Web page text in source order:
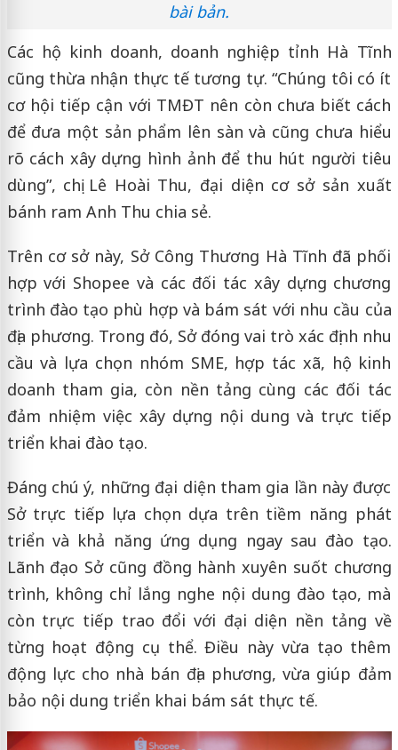
bài bản.
Các hộ kinh doanh, doanh nghiệp tỉnh Hà Tĩnh
cũng thừa nhận thực tế tương tự. “Chúng tôi có ít
cơ hội tiếp cận với TMĐT nên còn chưa biết cách
để đưa một sản phẩm lên sàn và cũng chưa hiểu
rõ cách xây dựng hình ảnh để thu hút người tiêu
dùng”, chị Lê Hoài Thu, đại diện cơ sở sản xuất
bánh ram Anh Thu chia sẻ.
Trên cơ sở này, Sở Công Thương Hà Tĩnh đã phối
hợp với Shopee và các đối tác xây dựng chương
trình đào tạo phù hợp và bám sát với nhu cầu của
địa phương. Trong đó, Sở đóng vai trò xác định nhu
cầu và lựa chọn nhóm SME, hợp tác xã, hộ kinh
doanh tham gia, còn nền tảng cùng các đối tác
đảm nhiệm việc xây dựng nội dung và trực tiếp
triển khai đào tạo.
Đáng chú ý, những đại diện tham gia lần này được
Sở trực tiếp lựa chọn dựa trên tiềm năng phát
triển và khả năng ứng dụng ngay sau đào tạo.
Lãnh đạo Sở cũng đồng hành xuyên suốt chương
trình, không chỉ lắng nghe nội dung đào tạo, mà
còn trực tiếp trao đổi với đại diện nền tảng về
từng hoạt động cụ thể. Điều này vừa tạo thêm
động lực cho nhà bán địa phương, vừa giúp đảm
bảo nội dung triển khai bám sát thực tế.